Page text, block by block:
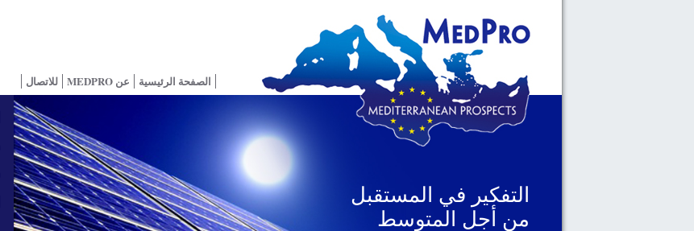
التفكير في المستقبل
من أجل المتوسط
التفكير في المستقبل
من أجل المتوسط
الصفحة الرئيسية عن MEDPRO للاتصال